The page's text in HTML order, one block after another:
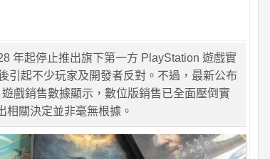
年起停止推出旗下第一方 PlayStation 遊戲實
引起不少玩家及開發者反對。不過，最新公布
戲銷售數據顯示，數位版銷售已全面壓倒實
相關決定並非毫無根據。